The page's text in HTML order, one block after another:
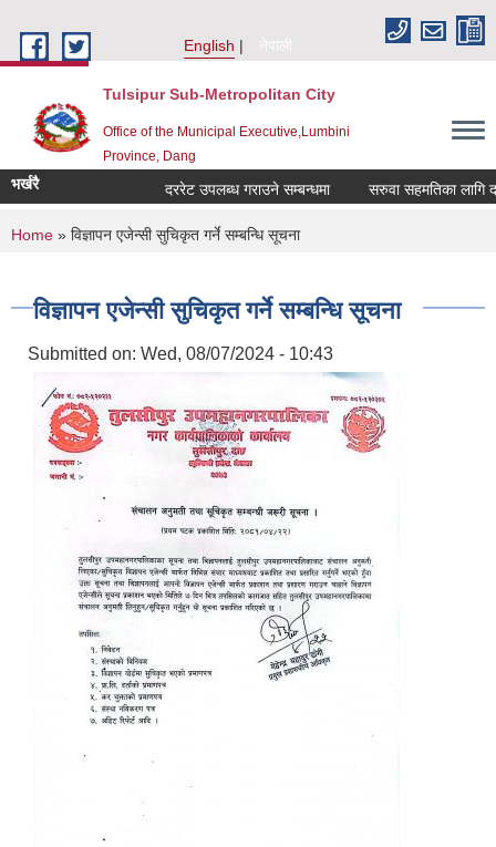
English
नेपाली
Tulsipur Sub-Metropolitan City
Office of the Municipal Executive,Lumbini
Province, Dang
भर्खरै दररेट उपलब्ध गराउने सम्बन्धमा सरुवा सहमतिका लागि
You are here
Home » विज्ञापन एजेन्सी सुचिकृत गर्ने सम्बन्धि सूचना
विज्ञापन एजेन्सी सुचिकृत गर्ने सम्बन्धि सूचना
Submitted on: Wed, 08/07/2024 - 10:43